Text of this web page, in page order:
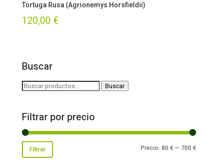
Tortuga Rusa (Agrionemys Horsfieldii)
120,00 €
Buscar
Buscar
Buscar
Filtrar por precio
Precio
Precio
Filtrar Precio:80 € — 700 €